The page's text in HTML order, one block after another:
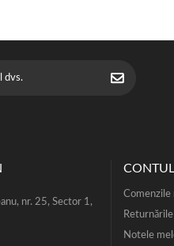
nr. 25, Sector 1,
Comenzile
Notele